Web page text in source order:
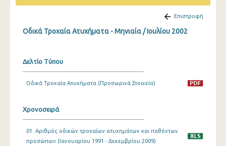
Αυγούστου 2024
Ιουνίου 2024
Απριλίου 2024
Μαρτίου 2024
Επιστροφή
Οδικά Τροχαία Ατυχήματα - Μηνιαία / Ιουλίου 2002
Δελτίο Τύπου
Οδικά Τροχαία Ατυχήματα (Προσωρινά Στοιχεία)
Χρονοσειρά
01. Αριθμός οδικών τροχαίων ατυχημάτων και παθόντων
προσώπων (Ιανουαρίου 1991 - Δεκεμβρίου 2009)